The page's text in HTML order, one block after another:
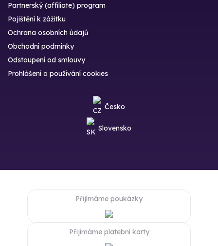
Partnerský (affiliate) program
Pojištění k zážitku
Ochrana osobních údajů
Obchodní podmínky
Odstoupení od smlouvy
Prohlášení o používání cookies
Česko
Slovensko
Přijímáme poukázky
Přijímáme platební karty